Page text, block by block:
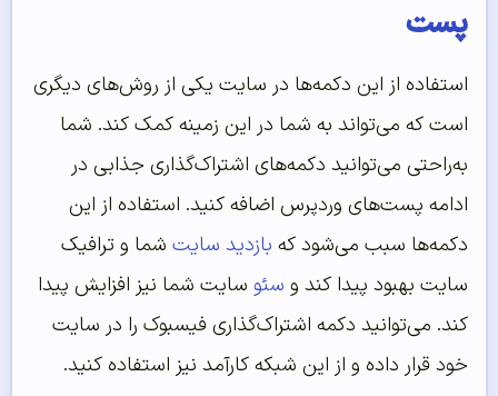
پست
استفاده از این دکمه‌ها در سایت یکی از روش‌های دیگری
است که می‌تواند به شما در این زمینه کمک کند. شما
به‌راحتی می‌توانید دکمه‌های اشتراک‌گذاری جذابی در
ادامه پست‌های وردپرس اضافه کنید. استفاده از این
دکمه‌ها سبب می‌شود که بازدید سایت شما و ترافیک
سایت بهبود پیدا کند و سئو سایت شما نیز افزایش پیدا
کند. می‌توانید دکمه اشتراک‌گذاری فیسبوک را در سایت
خود قرار داده و از این شبکه کارآمد نیز استفاده کنید.